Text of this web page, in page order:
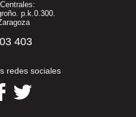
p.k.0.300.
403
redes sociales